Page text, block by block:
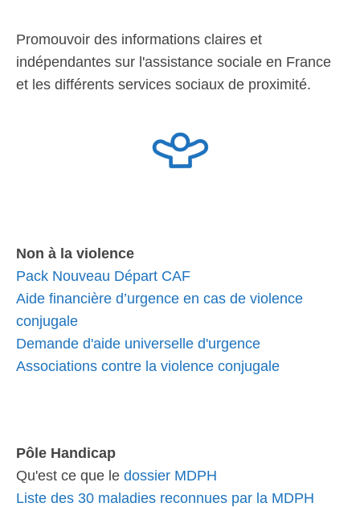
Promouvoir des informations claires et
indépendantes sur l'assistance sociale en France
et les différents services sociaux de proximité.
Non à la violence
Pack Nouveau Départ CAF
Aide financière d’urgence en cas de violence
conjugale
Demande d'aide universelle d'urgence
Associations contre la violence conjugale
Pôle Handicap
Qu'est ce que le dossier MDPH
Liste des 30 maladies reconnues par la MDPH